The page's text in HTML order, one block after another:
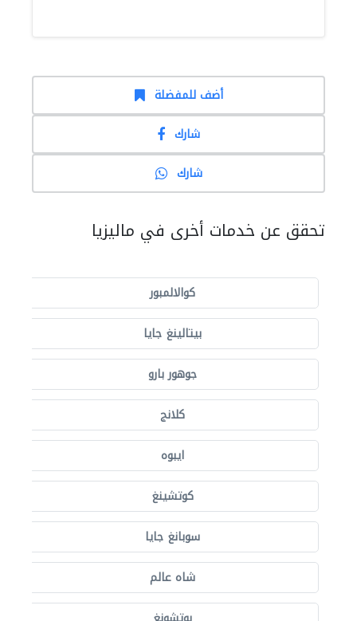
أضف للمفضلة
شارك
شارك
تحقق عن خدمات أخرى في ماليزيا
كوالالمبور
بيتالينغ جايا
جوهور بارو
كلانج
ايبوه
كوتشينغ
سوبانغ جايا
شاه عالم